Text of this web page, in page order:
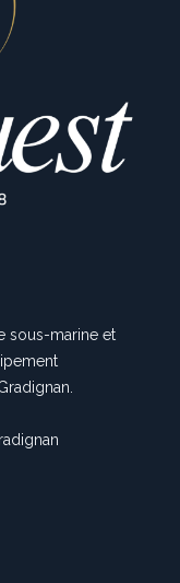
sous-marine et